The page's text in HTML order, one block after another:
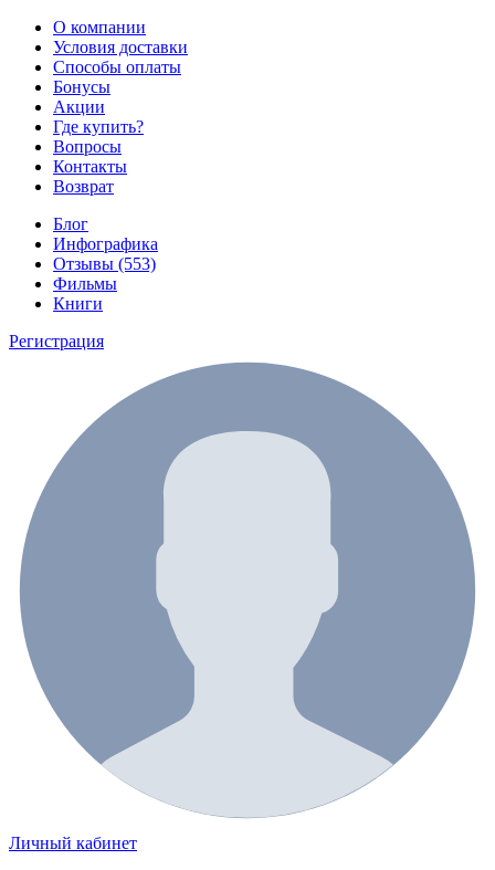
О компании
Условия доставки
Способы оплаты
Бонусы
Акции
Где купить?
Вопросы
Контакты
Возврат
Блог
Инфографика
Отзывы (553)
Фильмы
Книги
Регистрация
Личный кабинет